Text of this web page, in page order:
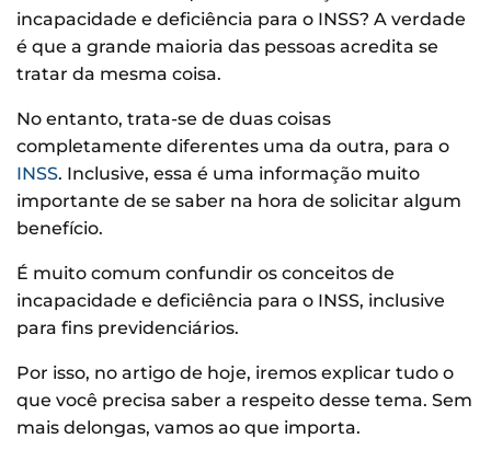
incapacidade e deficiência para o INSS? A verdade
é que a grande maioria das pessoas acredita se
tratar da mesma coisa.
No entanto, trata-se de duas coisas
completamente diferentes uma da outra, para o
INSS. Inclusive, essa é uma informação muito
importante de se saber na hora de solicitar algum
benefício.
É muito comum confundir os conceitos de
incapacidade e deficiência para o INSS, inclusive
para fins previdenciários.
Por isso, no artigo de hoje, iremos explicar tudo o
que você precisa saber a respeito desse tema. Sem
mais delongas, vamos ao que importa.